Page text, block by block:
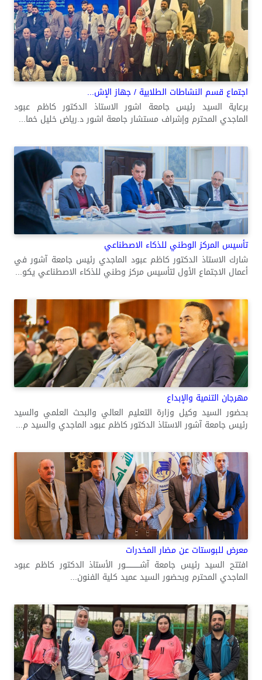
اجتماع قسم النشاطات الطلابية / جهاز الإش...
برعاية السيد رئيس جامعة اشور الاستاذ الدكتور كاظم عبود
الماجدي المحترم وإشراف مستشار جامعة اشور د.رياض خليل خما...
تأسيس المركز الوطني للذكاء الاصطناعي
شارك الاستاذ الدكتور كاظم عبود الماجدي رئيس جامعة آشور في
أعمال الاجتماع الأول لتأسيس مركز وطني للذكاء الاصطناعي يكو...
مهرجان التنمية والإبداع
بحضور السيد وكيل وزارة التعليم العالي والبحث العلمي والسيد
رئيس جامعة آشور الاستاذ الدكتور كاظم عبود الماجدي والسيد م...
معرض للبوستات عن مضار المخدرات
افتتح السيد رئيس جامعة آشــــــــــــور الأستاذ الدكتور كاظم عبود
الماجدي المحترم وبحضور السيد عميد كلية الفنون...